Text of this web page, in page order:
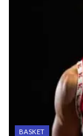
BASKET